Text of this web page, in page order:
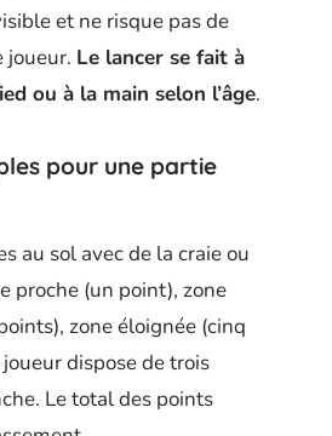
et ne risque pas de
joueur. Le lancer se fait à
ou à la main selon l’âge.
pour une partie
au sol avec de la craie ou
proche (un point), zone
zone éloignée (cinq
dispose de trois
Le total des points